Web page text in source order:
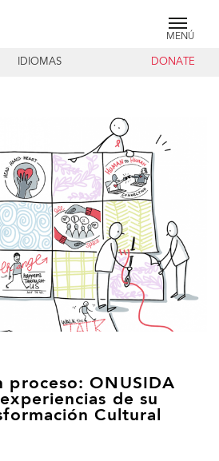
MENÚ
IDIOMAS DONATE
proceso: ONUSIDA
de su
Cultural